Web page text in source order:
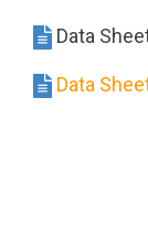
Data
Data